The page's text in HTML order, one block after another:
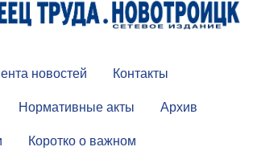
новостей
Контакты
Нормативные акты
Архив
Коротко о важном